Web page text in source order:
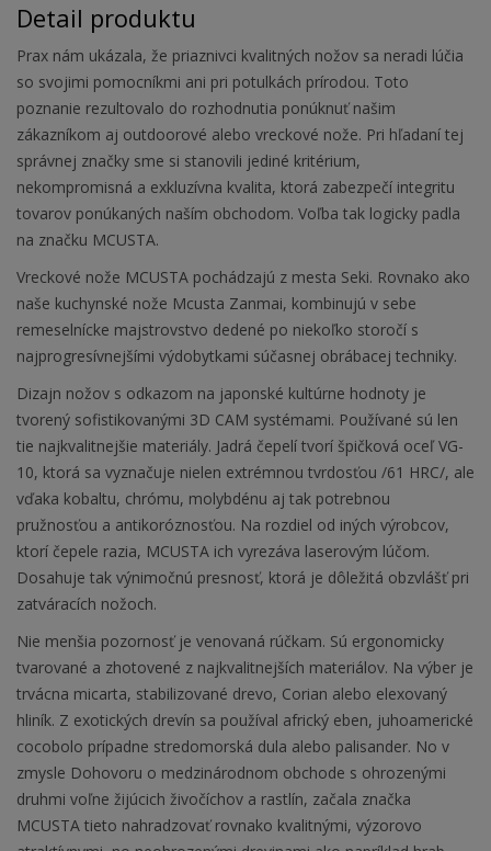
Detail produktu
Prax nám ukázala, že priaznivci kvalitných nožov sa neradi lúčia
so svojimi pomocníkmi ani pri potulkách prírodou. Toto
poznanie rezultovalo do rozhodnutia ponúknuť našim
zákazníkom aj outdoorové alebo vreckové nože. Pri hľadaní tej
správnej značky sme si stanovili jediné kritérium,
nekompromisná a exkluzívna kvalita, ktorá zabezpečí integritu
tovarov ponúkaných naším obchodom. Voľba tak logicky padla
na značku MCUSTA.
Vreckové nože MCUSTA pochádzajú z mesta Seki. Rovnako ako
naše kuchynské nože Mcusta Zanmai, kombinujú v sebe
remeselnícke majstrovstvo dedené po niekoľko storočí s
najprogresívnejšími výdobytkami súčasnej obrábacej techniky.
Dizajn nožov s odkazom na japonské kultúrne hodnoty je
tvorený sofistikovanými 3D CAM systémami. Používané sú len
tie najkvalitnejšie materiály. Jadrá čepelí tvorí špičková oceľ VG-
10, ktorá sa vyznačuje nielen extrémnou tvrdosťou /61 HRC/, ale
vďaka kobaltu, chrómu, molybdénu aj tak potrebnou
pružnosťou a antikoróznosťou. Na rozdiel od iných výrobcov,
ktorí čepele razia, MCUSTA ich vyrezáva laserovým lúčom.
Dosahuje tak výnimočnú presnosť, ktorá je dôležitá obzvlášť pri
zatváracích nožoch.
Nie menšia pozornosť je venovaná rúčkam. Sú ergonomicky
tvarované a zhotovené z najkvalitnejších materiálov. Na výber je
trvácna micarta, stabilizované drevo, Corian alebo elexovaný
hliník. Z exotických drevín sa používal africký eben, juhoamerické
cocobolo prípadne stredomorská dula alebo palisander. No v
zmysle Dohovoru o medzinárodnom obchode s ohrozenými
druhmi voľne žijúcich živočíchov a rastlín, začala značka
MCUSTA tieto nahradzovať rovnako kvalitnými, výzorovo